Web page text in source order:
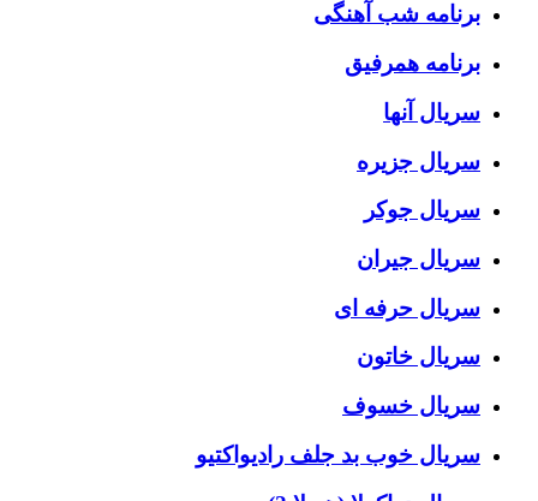
برنامه شب آهنگی
برنامه همرفیق
سریال آنها
سریال جزیره
سریال جوکر
سریال جیران
سریال حرفه ای
سریال خاتون
سریال خسوف
سریال خوب بد جلف رادیواکتیو